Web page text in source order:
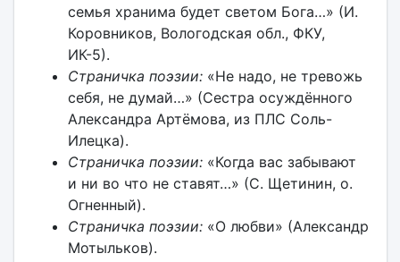
семья хранима будет светом Бога…» (И.
Коровников, Вологодская обл., ФКУ,
ИК-5).
Страничка поэзии: «Не надо, не тревожь
себя, не думай…» (Сестра осуждённого
Александра Артёмова, из ПЛС Соль-
Илецка).
Страничка поэзии: «Когда вас забывают
и ни во что не ставят…» (С. Щетинин, о.
Огненный).
Страничка поэзии: «О любви» (Александр
Мотыльков).